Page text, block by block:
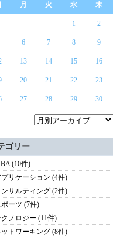
月 火 水 木
1 2
6 7 8 9
13 14 15 16
20 21 22 23
27 28 29 30
ゴリー
(10件)
プリケーション (4件)
ンサルティング (2件)
ポーツ (7件)
ノロジー (11件)
ットワーキング (8件)